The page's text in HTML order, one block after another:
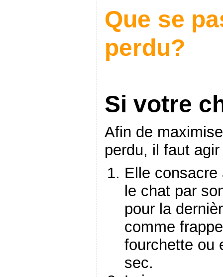
Que se
perdu?
Si votre
Afin de
perdu, il faut
Elle
le chat par
pour la
comme
fourchette ou
sec.